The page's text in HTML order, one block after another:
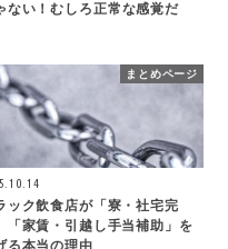
ない！むしろ正常な感覚だ
まとめページ
ック飲食店が「寮・社宅完
「家賃・引越し手当補助」を
る本当の理由